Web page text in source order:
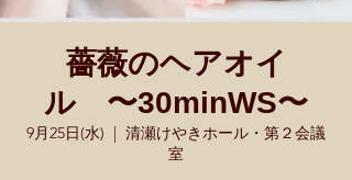
薔薇のヘアオイ
ル 〜30minWS〜
9月25日(水)
  |
清瀬けやきホール・第２会議
室